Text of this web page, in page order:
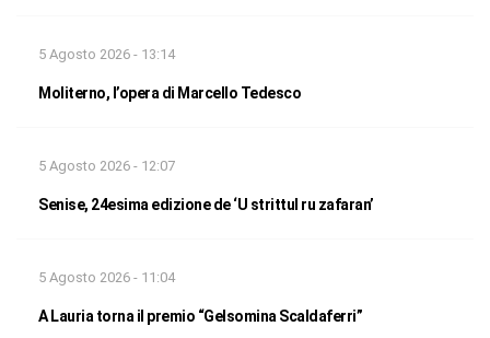
5 Agosto 2026 - 13:14
Moliterno, l’opera di Marcello Tedesco
5 Agosto 2026 - 12:07
Senise, 24esima edizione de ‘U strittul ru zafaran’
5 Agosto 2026 - 11:04
A Lauria torna il premio “Gelsomina Scaldaferri”